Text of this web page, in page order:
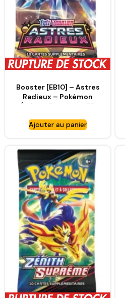
Booster [EB10] – Astres
Radieux – Pokémon
Épée et Bouclier – FR
Ajouter au panier